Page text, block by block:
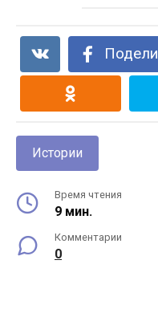
Истории
Время чтения
9 мин.
Комментарии
0